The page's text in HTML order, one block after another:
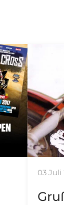
03 Juli